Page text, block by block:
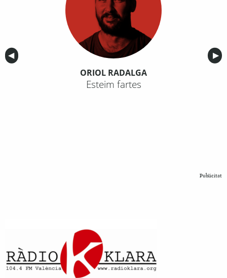
Anterior
◀︎ ▶︎
ORIOL RADALGA
Esteim fartes
Publicitat